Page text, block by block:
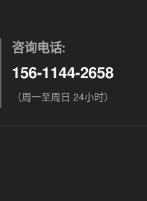
咨询电话:
156-1144-2658
（周一至周日 24小时）